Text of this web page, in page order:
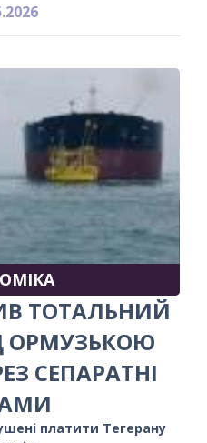
ТОТАЛЬНИЙ
ОРМУЗЬКОЮ
СЕПАРАТНІ
платити Тегерану